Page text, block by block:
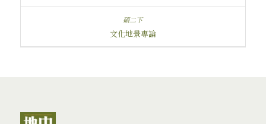
文化地景專論